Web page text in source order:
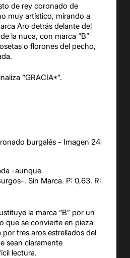
de rey coronado de
muy artístico, mirando a
Aro detrás delante del
la nuca, con marca “B”
o florones del pecho,
“GRACIA*”.
-aunque
. Sin Marca. P: 0,63. R:
la marca “B” por un
que se convierte en pieza
tres aros estrellados del
sean claramente
lectura.